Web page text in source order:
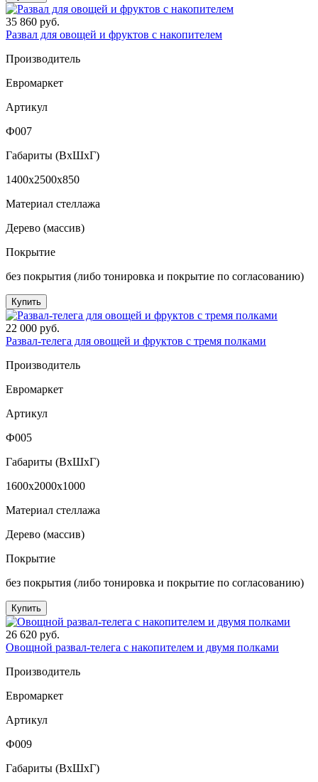
35 860 руб.
Развал для овощей и фруктов с накопителем
Производитель
Евромаркет
Артикул
Ф007
Габариты (ВxШxГ)
1400x2500x850
Материал стеллажа
Дерево (массив)
Покрытие
без покрытия (либо тонировка и покрытие по согласованию)
Купить
22 000 руб.
Развал-телега для овощей и фруктов с тремя полками
Производитель
Евромаркет
Артикул
Ф005
Габариты (ВxШxГ)
1600x2000x1000
Материал стеллажа
Дерево (массив)
Покрытие
без покрытия (либо тонировка и покрытие по согласованию)
Купить
26 620 руб.
Овощной развал-телега с накопителем и двумя полками
Производитель
Евромаркет
Артикул
Ф009
Габариты (ВxШxГ)